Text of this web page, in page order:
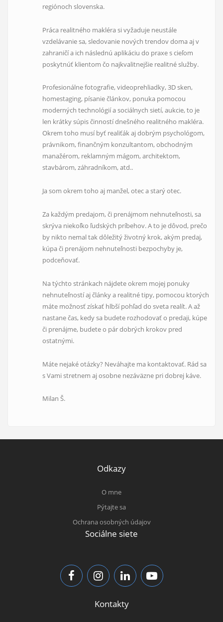
regiónoch slovenska.
Práca realitného makléra si vyžaduje neustále
vzdelávanie sa, sledovanie nových trendov doma aj v
zahraničí a ich následnú aplikáciu do praxe s cieľom
poskytnúť klientom čo najkvalitnejšie realitné služby.
Profesionálne fotografie, videoprehliadky, 3D sken,
homestaging, písanie článkov, ponuka pomocou
moderných technológií a sociálnych sietí, aukcie, to je
len krátky súpis činností dnešného realitného makléra.
Okrem toho musí byť realiťák aj dobrým psychológom,
právnikom, finančným konzultantom, obchodným
manažérom, reklamným mágom, architektom,
stavbárom, záhradníkom, atd..
Ja som okrem toho aj manžel, otec a starý otec.
Za každým predajom, či prenájmom nehnuteľnosti, sa
skrýva niekoľko ľudských príbehov. A to je dôvod, prečo
by nikto nemal tak dôležitý životný krok, akým predaj,
kúpa či prenájom nehnuteľnosti bezpochyby je,
podceňovať.
Na týchto stránkach nájdete okrem mojej ponuky
nehnuteľností aj články a realitné tipy, pomocou ktorých
máte možnosť získať hlbší pohľad do sveta realít. A až
nastane čas, kedy sa budete rozhodovať o predaji, kúpe
či prenájme, budete o pár dobrých krokov pred
ostatnými.
Máte nejaké otázky? Neváhajte ma kontaktovať. Rád sa
s Vami stretnem aj osobne nezáväzne pri dobrej káve.
Milan Š.
Odkazy
O mne
Pýtajte sa
Ochrana osobných údajov
Sociálne siete
Kontakty